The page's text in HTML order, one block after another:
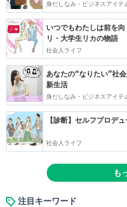
身だしなみ・ビジネスアイテ
いつでもわたしは前を
リ・大学生リカの物語
社会人ライフ
あなたの“なりたい”社
新生活
身だしなみ・ビジネスアイテ
【診断】セルフプロデ
社会人ライフ
も
注目キーワード